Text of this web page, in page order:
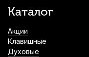
Каталог
Акции
Клавишные
Духовые